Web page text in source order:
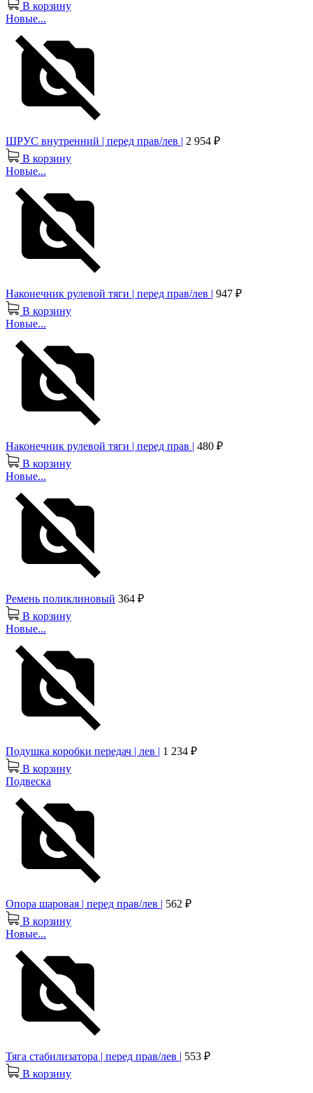
В корзину
Новые...
ШРУС внутренний | перед прав/лев | 2 954 ₽
В корзину
Новые...
Наконечник рулевой тяги | перед прав/лев | 947 ₽
В корзину
Новые...
Наконечник рулевой тяги | перед прав | 480 ₽
В корзину
Новые...
Ремень поликлиновый 364 ₽
В корзину
Новые...
Подушка коробки передач | лев | 1 234 ₽
В корзину
Подвеска
Опора шаровая | перед прав/лев | 562 ₽
В корзину
Новые...
Тяга стабилизатора | перед прав/лев | 553 ₽
В корзину